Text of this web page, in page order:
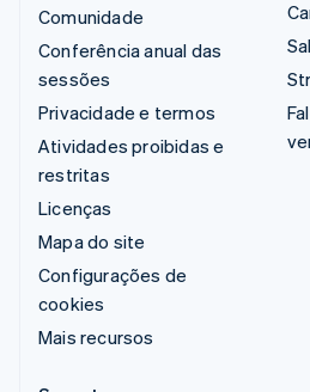
Comunidade
Conferência anual das
sessões
Privacidade e termos
Atividades proibidas e
restritas
Licenças
Mapa do site
Configurações de
cookies
Mais recursos